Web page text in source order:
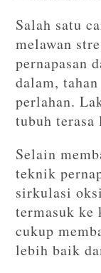
Salah satu
melawan
pernapasan
dalam,
perlahan.
tubuh
Selain
teknik
sirkulasi
termasuk ke
cukup
lebih baik